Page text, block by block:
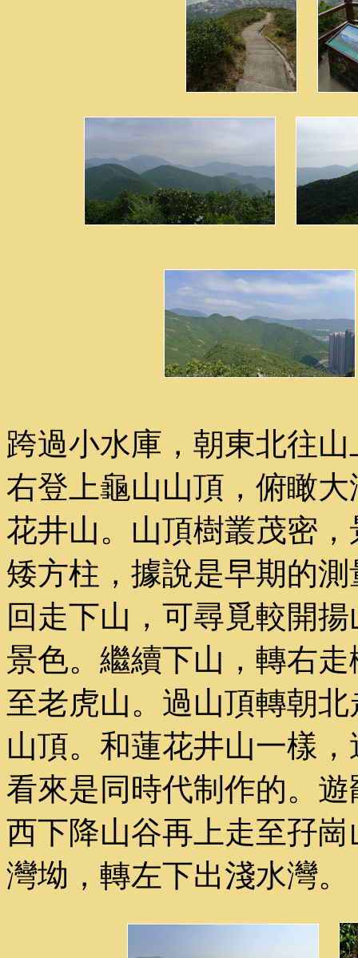
跨過小水庫，朝東北往
右登上龜山山頂，俯瞰
花井山。山頂樹叢茂密
矮方柱，據說是早期的
回走下山，可尋覓較開
景色。繼續下山，轉右
至老虎山。過山頂轉朝
山頂。和蓮花井山一樣
看來是同時代制作的。
西下降山谷再上走至孖
灣坳，轉左下出淺水灣。